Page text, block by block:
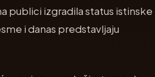
publici izgradila status istinske
i danas predstavljaju